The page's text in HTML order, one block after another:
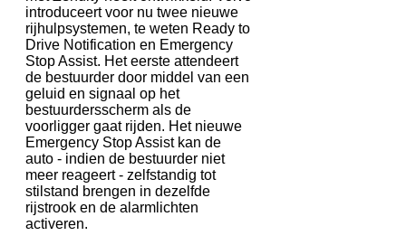
introduceert voor nu twee nieuwe
rijhulpsystemen, te weten Ready to
Drive Notification en Emergency
Stop Assist. Het eerste attendeert
de bestuurder door middel van een
geluid en signaal op het
bestuurdersscherm als de
voorligger gaat rijden. Het nieuwe
Emergency Stop Assist kan de
auto - indien de bestuurder niet
meer reageert - zelfstandig tot
stilstand brengen in dezelfde
rijstrook en de alarmlichten
activeren.